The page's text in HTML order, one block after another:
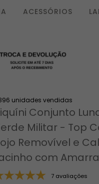
ACESSÓRIOS
unidades vendidas
Conjunto
Militar - Top
Removível e
com
7 avaliações